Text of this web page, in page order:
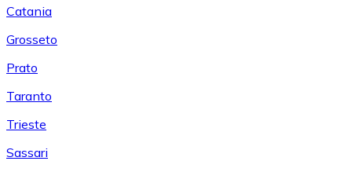
Catania
Grosseto
Prato
Taranto
Trieste
Sassari